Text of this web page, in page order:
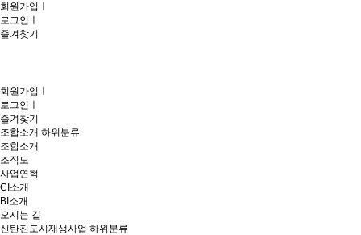
회원가입
로그인
즐겨찾기
회원가입
로그인
즐겨찾기
조합소개 하위분류
조합소개
조직도
사업연혁
CI소개
BI소개
오시는 길
신탄진도시재생사업 하위분류